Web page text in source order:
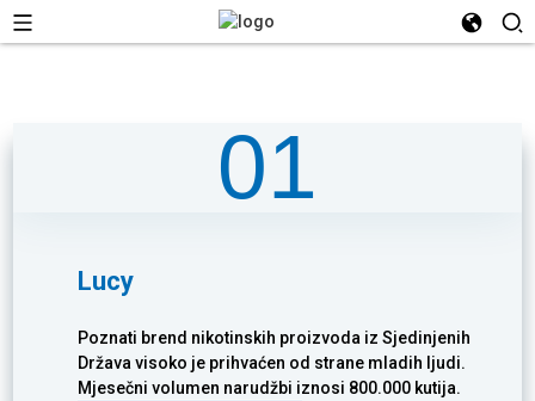
01
Lucy
Poznati brend nikotinskih proizvoda iz Sjedinjenih
Država visoko je prihvaćen od strane mladih ljudi.
Mjesečni volumen narudžbi iznosi 800.000 kutija.